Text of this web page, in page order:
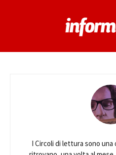
I Circoli di lettura sono